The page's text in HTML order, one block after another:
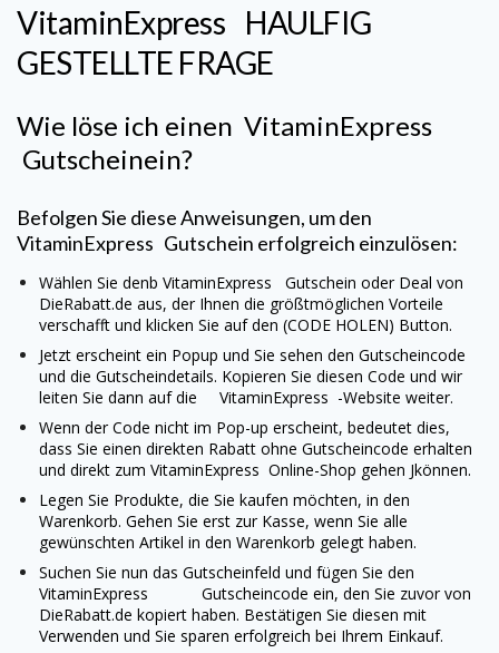
VitaminExpress HAULFIG
GESTELLTE FRAGE
Wie löse ich einen VitaminExpress
Gutscheinein?
Befolgen Sie diese Anweisungen, um den
VitaminExpress Gutschein erfolgreich einzulösen:
Wählen Sie denb VitaminExpress Gutschein oder Deal von
DieRabatt.de aus, der Ihnen die größtmöglichen Vorteile
verschafft und klicken Sie auf den (CODE HOLEN) Button.
Jetzt erscheint ein Popup und Sie sehen den Gutscheincode
und die Gutscheindetails. Kopieren Sie diesen Code und wir
leiten Sie dann auf die VitaminExpress -Website weiter.
Wenn der Code nicht im Pop-up erscheint, bedeutet dies,
dass Sie einen direkten Rabatt ohne Gutscheincode erhalten
und direkt zum VitaminExpress Online-Shop gehen Jkönnen.
Legen Sie Produkte, die Sie kaufen möchten, in den
Warenkorb. Gehen Sie erst zur Kasse, wenn Sie alle
gewünschten Artikel in den Warenkorb gelegt haben.
Suchen Sie nun das Gutscheinfeld und fügen Sie den
VitaminExpress
Gutscheincode ein, den Sie zuvor von
DieRabatt.de kopiert haben. Bestätigen Sie diesen mit
Verwenden und Sie sparen erfolgreich bei Ihrem Einkauf.